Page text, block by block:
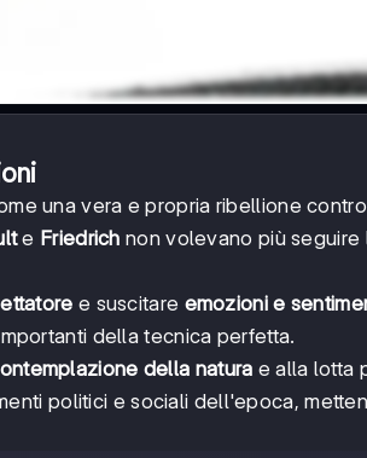
una vera e propria ribellione
e Friedrich non volevano più
e suscitare emozioni e
della tecnica perfetta.
della natura e alla lotta
politici e sociali dell'epoca,